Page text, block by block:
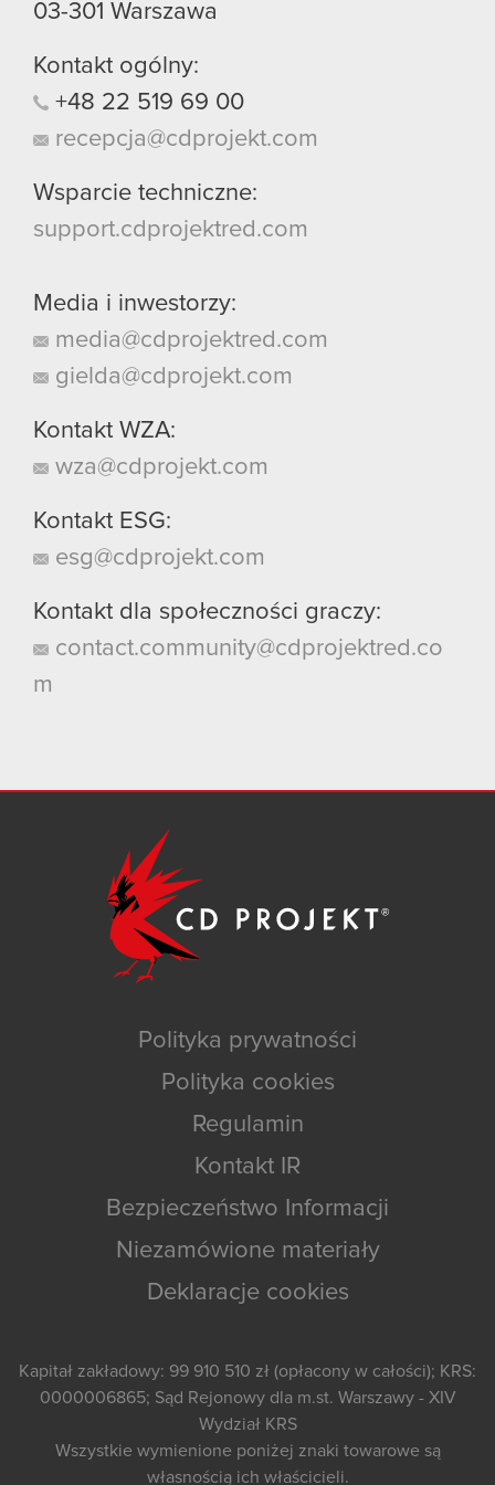
03-301 Warszawa
Kontakt ogólny:
+48 22 519 69 00
recepcja@cdprojekt.com
Wsparcie techniczne:
support.cdprojektred.com
Media i inwestorzy:
media@cdprojektred.com
gielda@cdprojekt.com
Kontakt WZA:
wza@cdprojekt.com
Kontakt ESG:
esg@cdprojekt.com
Kontakt dla społeczności graczy:
contact.community@cdprojektred.co
m
Polityka prywatności
Polityka cookies
Regulamin
Kontakt IR
Bezpieczeństwo Informacji
Niezamówione materiały
Deklaracje cookies
Kapitał zakładowy: 99 910 510 zł (opłacony w całości); KRS:
0000006865; Sąd Rejonowy dla m.st. Warszawy - XIV
Wydział KRS
Wszystkie wymienione poniżej znaki towarowe są
własnością ich właścicieli.